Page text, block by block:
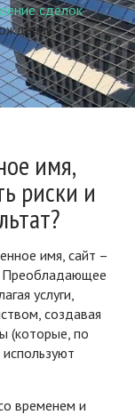
сделок
имя,
риски и
имя, сайт –
Преобладающее
услуги,
создавая
(которые, по
временем и